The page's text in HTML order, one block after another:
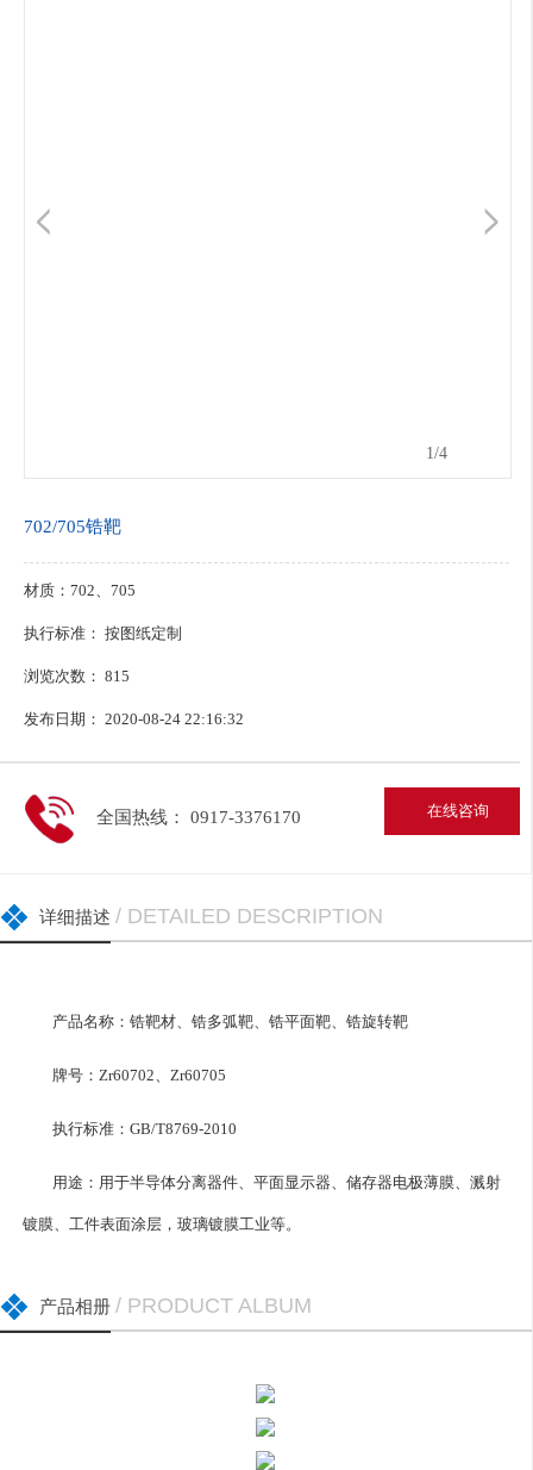
1/4
702/705锆靶
材质：702、705
执行标准： 按图纸定制
浏览次数： 815
发布日期： 2020-08-24 22:16:32
在线咨询
全国热线： 0917-3376170
详细描述 / DETAILED DESCRIPTION
产品名称：锆靶材、锆多弧靶、锆平面靶、锆旋转靶
牌号：Zr60702、Zr60705
执行标准：GB/T8769-2010
用途：用于半导体分离器件、平面显示器、储存器电极薄膜、溅射
镀膜、工件表面涂层，玻璃镀膜工业等。
产品相册 / PRODUCT ALBUM